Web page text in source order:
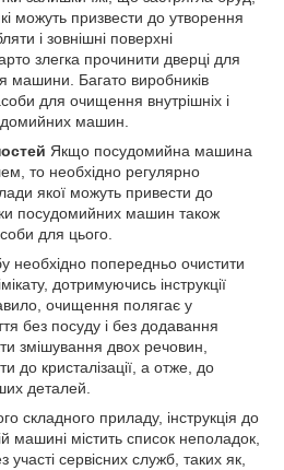
можуть призвести до утворення
і зовнішні поверхні
злегка прочинити дверці для
машини. Багато виробників
для очищення внутрішніх і
машин.
Якщо посудомийна машина
то необхідно регулярно
якої можуть привести до
посудомийних машин також
для цього.
необхідно попередньо очистити
дотримуючись інструкції
очищення полягає у
без посуду і без додавання
змішування двох речовин,
до кристалізації, а отже, до
деталей.
складного приладу, інструкція до
машині містить список неполадок,
участі сервісних служб, таких як,